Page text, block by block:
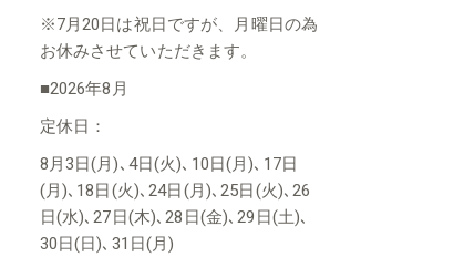
※7月20日は祝日ですが、月曜日の為
お休みさせていただきます。
■2026年8月
定休日：
8月3日(月)､4日(火)､10日(月)､17日
(月)､18日(火)､24日(月)､25日(火)､26
日(水)､27日(木)､28日(金)､29日(土)､
30日(日)､31日(月)